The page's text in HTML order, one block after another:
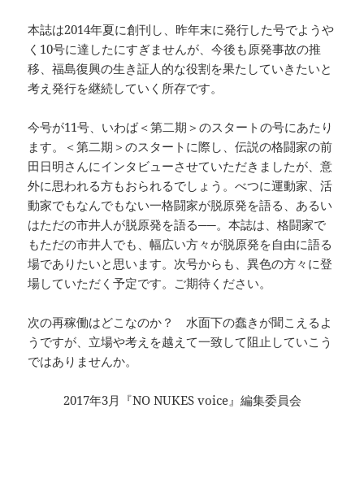
本誌は2014年夏に創刊し、昨年末に発行した号でようや
く10号に達したにすぎませんが、今後も原発事故の推
移、福島復興の生き証人的な役割を果たしていきたいと
考え発行を継続していく所存です。
今号が11号、いわば＜第二期＞のスタートの号にあたり
ます。＜第二期＞のスタートに際し、伝説の格闘家の前
田日明さんにインタビューさせていただきましたが、意
外に思われる方もおられるでしょう。べつに運動家、活
動家でもなんでもない一格闘家が脱原発を語る、あるい
はただの市井人が脱原発を語る──。本誌は、格闘家で
もただの市井人でも、幅広い方々が脱原発を自由に語る
場でありたいと思います。次号からも、異色の方々に登
場していただく予定です。ご期待ください。
次の再稼働はどこなのか？ 水面下の蠢きが聞こえるよ
うですが、立場や考えを越えて一致して阻止していこう
ではありませんか。
2017年3月『NO NUKES voice』編集委員会